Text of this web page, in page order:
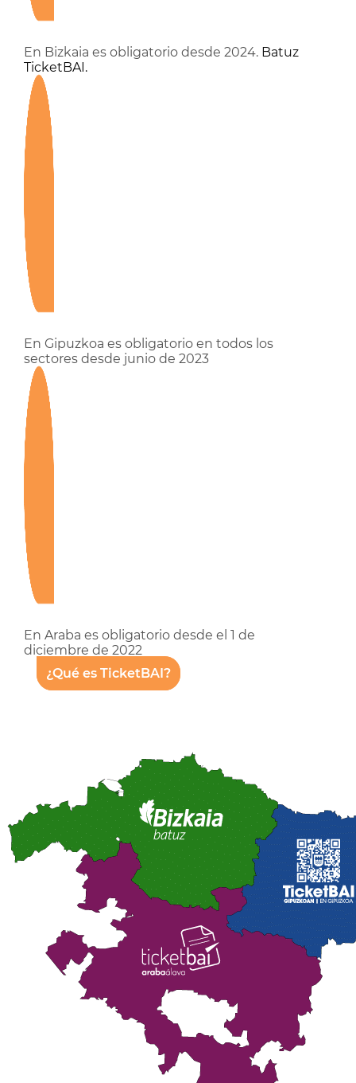
En Bizkaia es obligatorio desde 2024. Batuz
TicketBAI.
En Gipuzkoa es obligatorio en todos los
sectores desde junio de 2023
En Araba es obligatorio desde el 1 de
diciembre de 2022
¿Qué es TicketBAI?